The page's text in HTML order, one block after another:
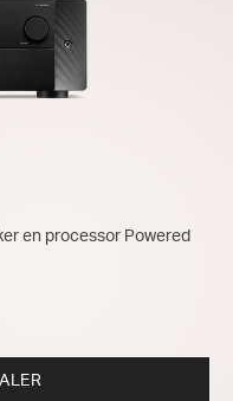
en processor Powered